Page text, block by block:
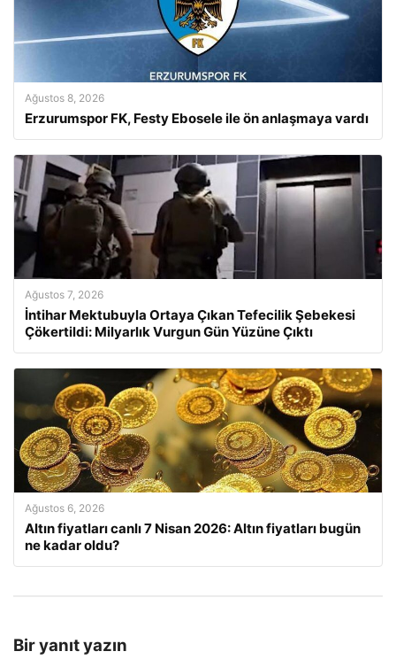
Ağustos 8, 2026
Erzurumspor FK, Festy Ebosele ile ön anlaşmaya vardı
Ağustos 7, 2026
İntihar Mektubuyla Ortaya Çıkan Tefecilik Şebekesi
Çökertildi: Milyarlık Vurgun Gün Yüzüne Çıktı
Ağustos 6, 2026
Altın fiyatları canlı 7 Nisan 2026: Altın fiyatları bugün
ne kadar oldu?
Bir yanıt yazın